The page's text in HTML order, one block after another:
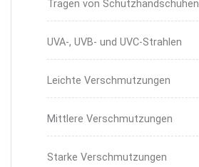
Tragen von Schutzhandschuhen
UVA-, UVB- und UVC-Strahlen
Leichte Verschmutzungen
Mittlere Verschmutzungen
Starke Verschmutzungen